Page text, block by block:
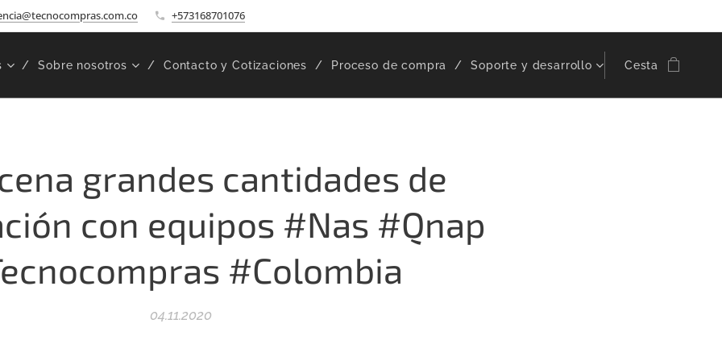
+573168701076
Sobre nosotros Contacto y Cotizaciones Proceso de compra Soporte y desarrollo Cesta
grandes cantidades de
con equipos #Nas #Qnap
#Colombia
04.11.2020